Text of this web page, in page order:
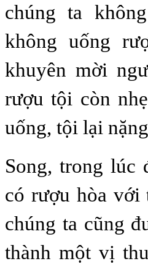
chúng ta
không uống
khuyên mời
rượu tội còn
uống, tội lại
Song, trong lúc
có rượu hòa với
chúng ta cũng
thành một vị